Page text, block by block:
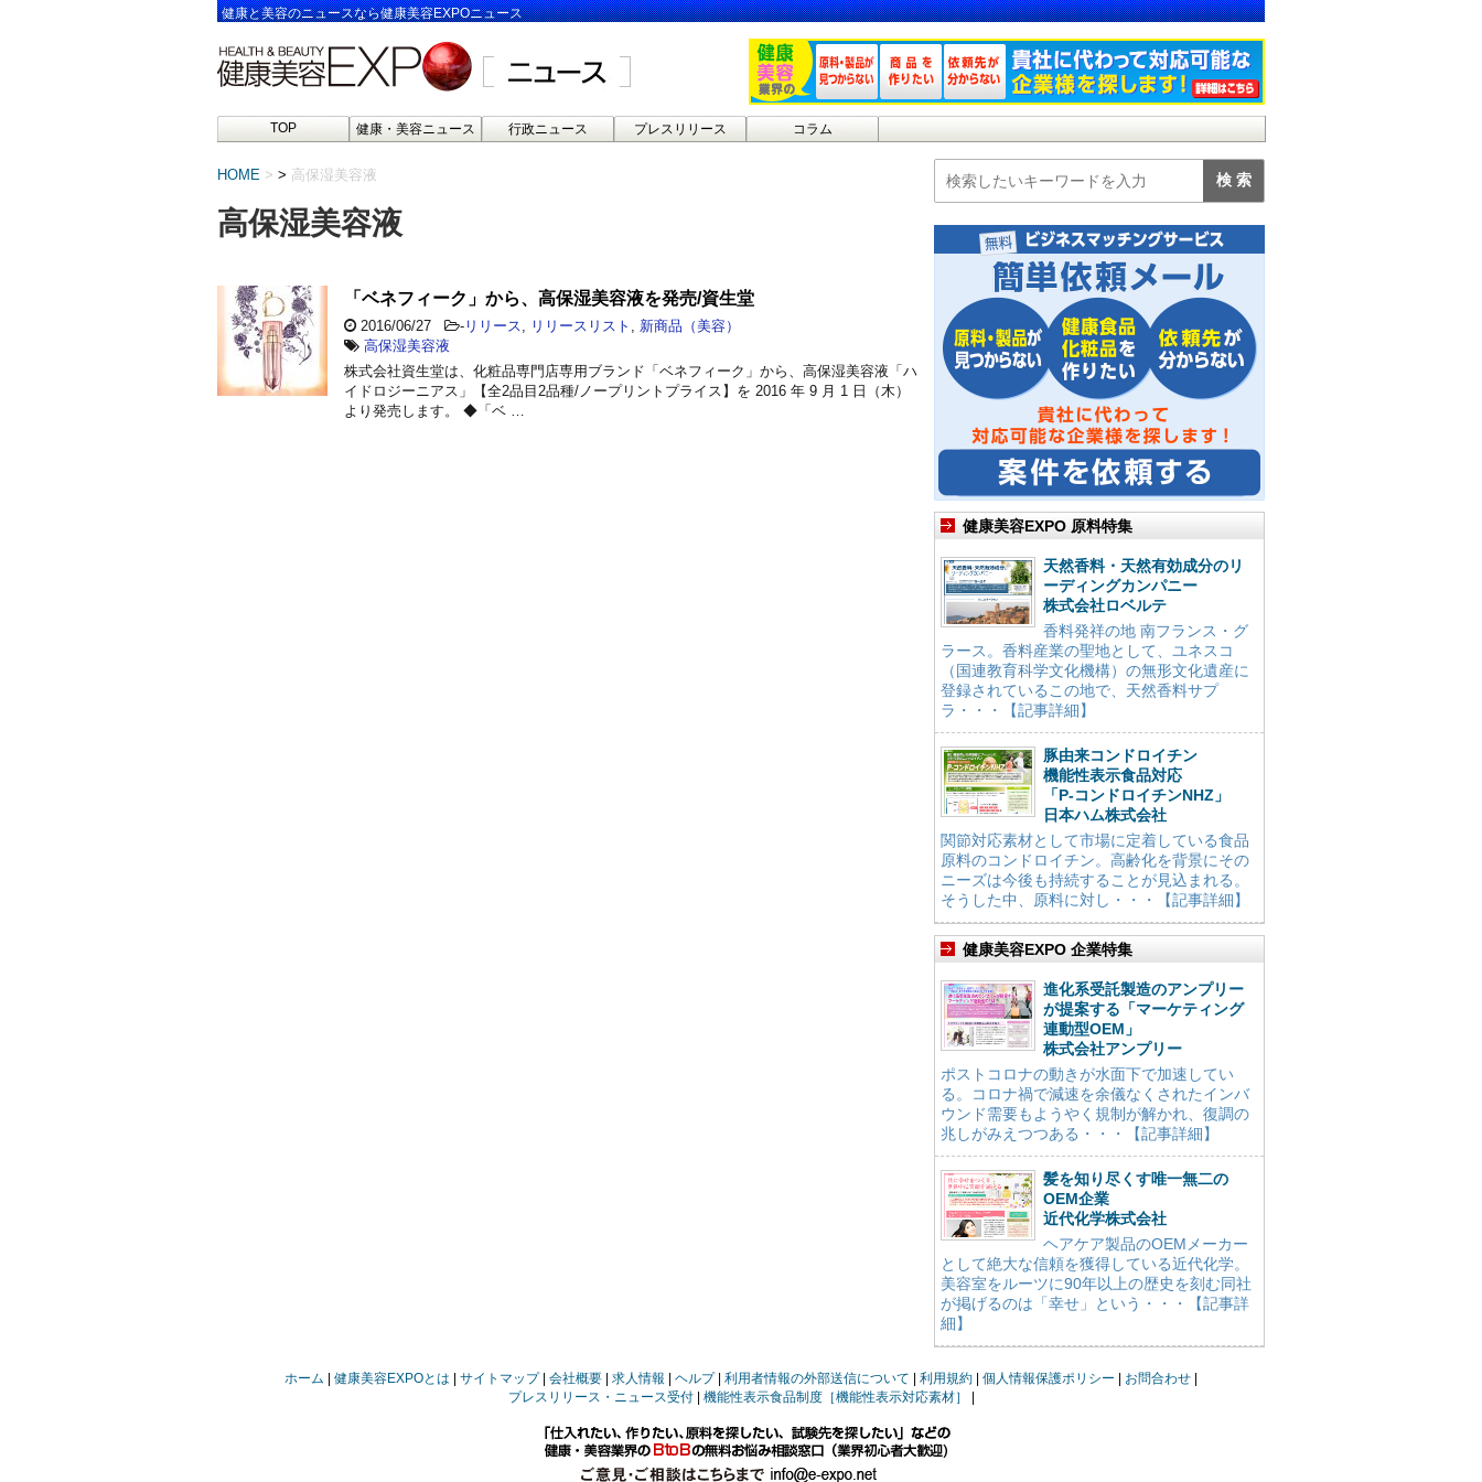
健康と美容のニュースなら健康美容EXPOニュース
TOP 健康・美容ニュース 行政ニュース プレスリリース コラム
HOME > 高保湿美容液
高保湿美容液
「ベネフィーク」から、高保湿美容液を発売/資生堂
2016/06/27 - リリース リリースリスト
新商品（美容）
高保湿美容液
株式会社資生堂は、化粧品専門店専用ブランド「ベネフィーク」から、高保湿美容液「ハ
イドロジーニアス」【全2品目2品種/ノープリントプライス】を 2016 年 9 月 1 日（木）
より発売します。 ◆「ベ …
健康美容EXPO 原料特集
天然香料・天然有効成分のリ
ーディングカンパニー
株式会社ロベルテ
香料発祥の地 南フランス・グ
ラース。香料産業の聖地として、ユネスコ
（国連教育科学文化機構）の無形文化遺産に
登録されているこの地で、天然香料サプ
ラ・・・【記事詳細】
豚由来コンドロイチン
機能性表示食品対応
「P-コンドロイチンNHZ」
日本ハム株式会社
関節対応素材として市場に定着している食品
原料のコンドロイチン。高齢化を背景にその
ニーズは今後も持続することが見込まれる。
そうした中、原料に対し・・・【記事詳細】
健康美容EXPO 企業特集
進化系受託製造のアンプリー
が提案する「マーケティング
連動型OEM」
株式会社アンプリー
ポストコロナの動きが水面下で加速してい
る。コロナ禍で減速を余儀なくされたインバ
ウンド需要もようやく規制が解かれ、復調の
兆しがみえつつある・・・【記事詳細】
髪を知り尽くす唯一無二の
OEM企業
近代化学株式会社
ヘアケア製品のOEMメーカー
として絶大な信頼を獲得している近代化学。
美容室をルーツに90年以上の歴史を刻む同社
が掲げるのは「幸せ」という・・・【記事詳
細】
ホーム 健康美容EXPOとは サイトマップ 会社概要 求人情報 ヘルプ 利用者情報の外部送信について 利用規約 個人情報保護ポリシー
お問合わせ
プレスリリース・ニュース受付
機能性表示食品制度［機能性表示対応素材］